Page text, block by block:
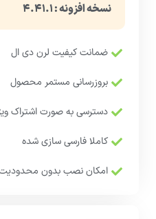
نسخه افزونه : ۴.۴۱.۱
ضمانت کیفیت لرن دی ال
بروزرسانی مستمر محصول
دسترسی به صورت اشتراک
کاملا فارسی سازی شده
امکان نصب بدون